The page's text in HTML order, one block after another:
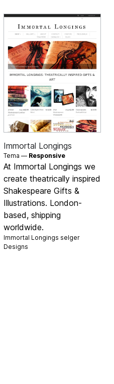
Immortal Longings
Tema — Responsive
At Immortal Longings we
create theatrically inspired
Shakespeare Gifts &
Illustrations. London-
based, shipping
worldwide.
Immortal Longings selger
Designs